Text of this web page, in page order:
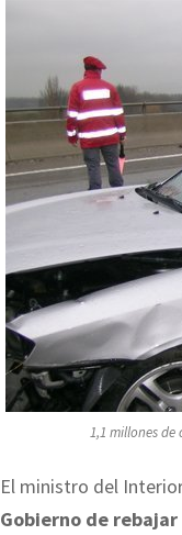
1,1 millones de
El ministro del
Gobierno de